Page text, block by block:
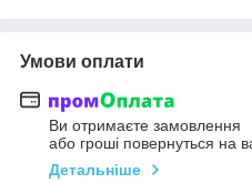
Умови оплати
Ви отримаєте замовлення
або гроші повернуться на
Детальніше